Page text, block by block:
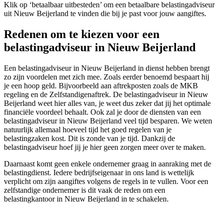
Klik op ‘betaalbaar uitbesteden’ om een betaalbare belastingadviseur
uit Nieuw Beijerland te vinden die bij je past voor jouw aangiftes.
Redenen om te kiezen voor een
belastingadviseur in Nieuw Beijerland
Een belastingadviseur in Nieuw Beijerland in dienst hebben brengt
zo zijn voordelen met zich mee. Zoals eerder benoemd bespaart hij
je een hoop geld. Bijvoorbeeld aan aftrekposten zoals de MKB
regeling en de Zelfstandigenaftrek. De belastingadviseur in Nieuw
Beijerland weet hier alles van, je weet dus zeker dat jij het optimale
financiële voordeel behaalt. Ook zal je door de diensten van een
belastingadviseur in Nieuw Beijerland veel tijd besparen. We weten
natuurlijk allemaal hoeveel tijd het goed regelen van je
belastingzaken kost. Dit is zonde van je tijd. Dankzij de
belastingadviseur hoef jij je hier geen zorgen meer over te maken.
Daarnaast komt geen enkele ondernemer graag in aanraking met de
belastingdienst. Iedere bedrijfseigenaar in ons land is wettelijk
verplicht om zijn aangiftes volgens de regels in te vullen. Voor een
zelfstandige ondernemer is dit vaak de reden om een
belastingkantoor in Nieuw Beijerland in te schakelen.